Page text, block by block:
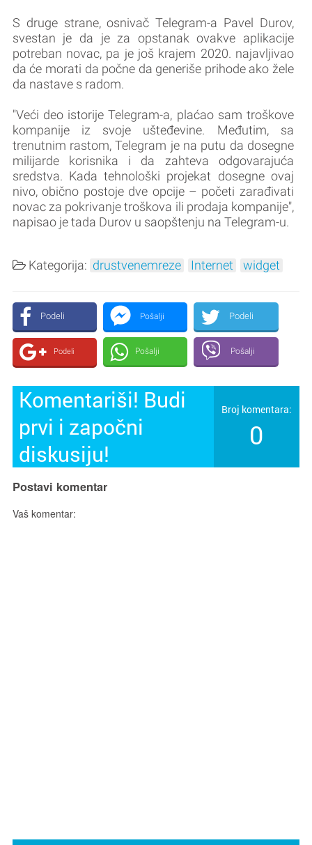
S druge strane, osnivač Telegram-a Pavel Durov,
svestan je da je za opstanak ovakve aplikacije
potreban novac, pa je još krajem 2020. najavljivao
da će morati da počne da generiše prihode ako žele
da nastave s radom.
"Veći deo istorije Telegram-a, plaćao sam troškove
kompanije iz svoje ušteđevine. Međutim, sa
trenutnim rastom, Telegram je na putu da dosegne
milijarde korisnika i da zahteva odgovarajuća
sredstva. Kada tehnološki projekat dosegne ovaj
nivo, obično postoje dve opcije – početi zarađivati
novac za pokrivanje troškova ili prodaja kompanije",
napisao je tada Durov u saopštenju na Telegram-u.
Kategorija: drustvenemreze Internet widget
Podeli Pošalji Podeli
Podeli Pošalji Pošalji
Komentariši! Budi
prvi i započni
diskusiju!
Broj komentara:
0
Postavi komentar
Vaš komentar: